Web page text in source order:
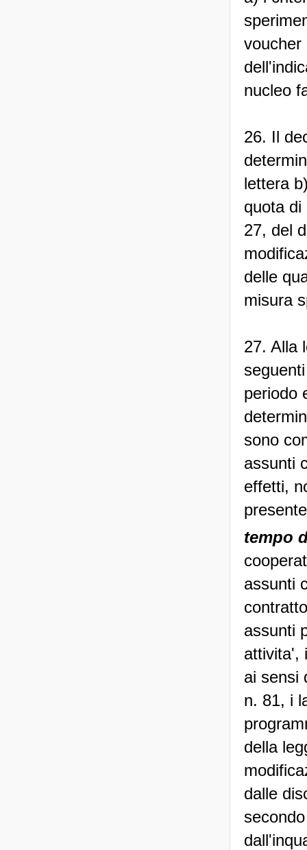
voucher
nucleo
26. Il
lettera
quota di
27, del
delle
misura
27. Alla
periodo
sono
assunti
effetti,
tempo
assunti
assunti
attivita',
ai sensi
n. 81, i
della
dalle